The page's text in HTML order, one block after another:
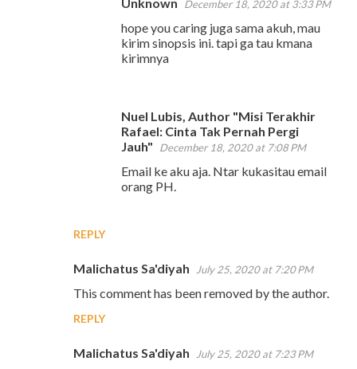
REPLY
December 18, 2020 at 3:33 PM
hope you caring juga sama akuh, mau
kirim sinopsis ini. tapi ga tau kmana
kirimnya
Nuel Lubis, Author "Misi Terakhir
Rafael: Cinta Tak Pernah Pergi
Jauh"
December 18, 2020 at 7:08 PM
Email ke aku aja. Ntar kukasitau email
orang PH.
Malichatus Sa'diyah July 25, 2020 at 7:20 PM
This comment has been removed by the author.
REPLY
Malichatus Sa'diyah July 25, 2020 at 7:23 PM